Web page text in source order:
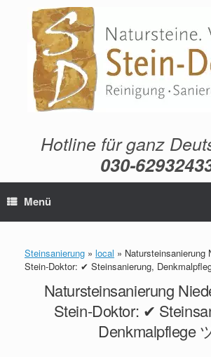
springen
Hotline für ganz
030-
Menü
Steinsanierung » local » Natursteinsanierung
Stein-Doktor: ✔ Steinsanierung,
Natursteinsanierung
Stein-Doktor: ✔
Denkmalpflege